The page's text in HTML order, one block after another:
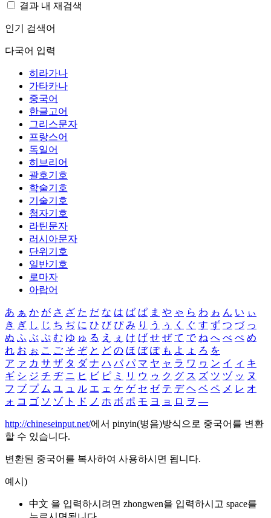
결과 내 재검색
인기 검색어
다국어 입력
히라가나
가타카나
중국어
한글고어
그리스문자
프랑스어
독일어
히브리어
괄호기호
학술기호
기술기호
첨자기호
라틴문자
러시아문자
단위기호
일반기호
로마자
아랍어
あ ぁ か が さ ざ た だ な は ば ぱ ま や ゃ ら わ ゎ ん い ぃ
き ぎ し じ ち ぢ に ひ び ぴ み り う ぅ く ぐ す ず つ づ っ
ぬ ふ ぶ ぷ む ゆ ゅ る え ぇ け げ せ ぜ て で ね へ べ ぺ め
れ お ぉ こ ご そ ぞ と ど の ほ ぼ ぽ も よ ょ ろ を
ア ァ カ サ ザ タ ダ ナ ハ バ パ マ ヤ ャ ラ ワ ヮ ン イ ィ キ
ギ シ ジ チ ヂ ニ ヒ ビ ピ ミ リ ウ ゥ ク グ ス ズ ツ ヅ ッ ヌ
フ ブ プ ム ユ ュ ル エ ェ ケ ゲ セ ゼ テ デ ヘ ベ ペ メ レ オ
ォ コ ゴ ソ ゾ ト ド ノ ホ ボ ポ モ ヨ ョ ロ ヲ ―
http://chineseinput.net/에서 pinyin(병음)방식으로 중국어를 변환
할 수 있습니다.
변환된 중국어를 복사하여 사용하시면 됩니다.
예시)
中文 을 입력하시려면 zhongwen을 입력하시고 space를